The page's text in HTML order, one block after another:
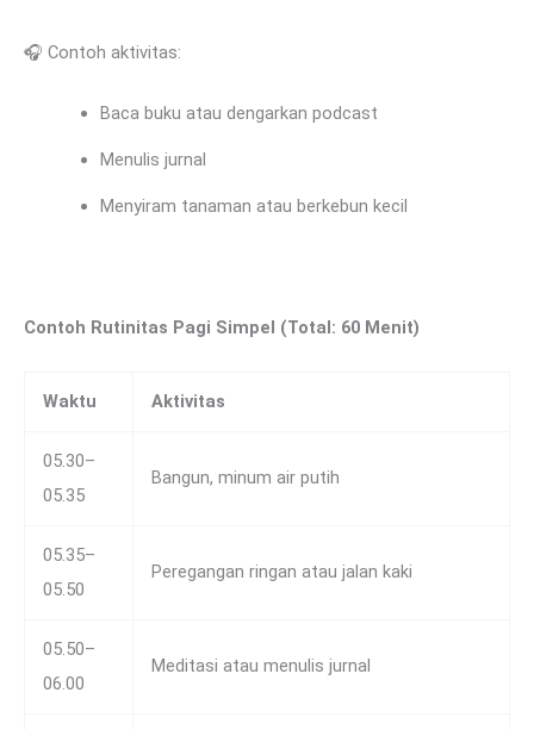
🎧 Contoh aktivitas:
Baca buku atau dengarkan podcast
Menulis jurnal
Menyiram tanaman atau berkebun kecil
Contoh Rutinitas Pagi Simpel (Total: 60 Menit)
Waktu Aktivitas
05.30–
05.35
Bangun, minum air putih
05.35–
05.50
Peregangan ringan atau jalan kaki
05.50–
06.00
Meditasi atau menulis jurnal